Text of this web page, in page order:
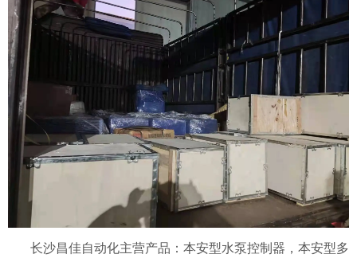
长沙昌佳自动化主营产品：本安型水泵控制器，本安型多